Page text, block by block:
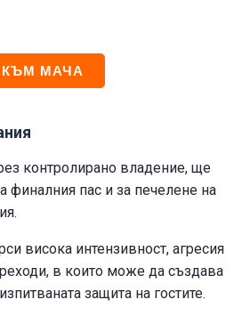
КЪМ МАЧА
контролирано владение, ще
финалния пас и за печелене на
висока интензивност, агресия
в които може да създава
защита на гостите.